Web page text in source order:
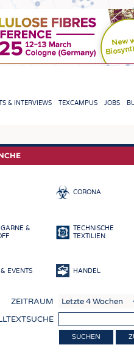
& INTERVIEWS TEXCAMPUS JOBS
TEXTILE
CORONA
&
TECHNISCHE
TEXTILIEN
EVENTS HANDEL
ZEITRAUM